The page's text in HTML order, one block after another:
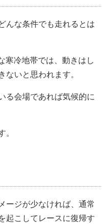
んな条件でも走れるとは
寒冷地帯では、動きはし
ないと思われます。
る会場であれば気候的に
ージが少なければ、通常
起こしてレースに復帰す